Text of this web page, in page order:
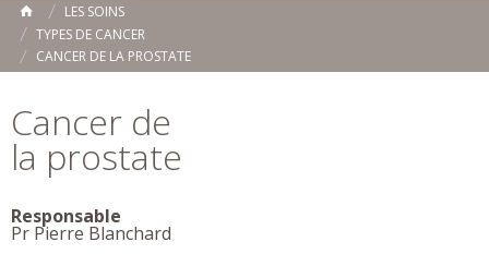
Toggle
ACCUEIL
LES SOINS
TYPES DE CANCER
CANCER DE LA PROSTATE
Cancer de
la prostate
Responsable
Pr Pierre Blanchard